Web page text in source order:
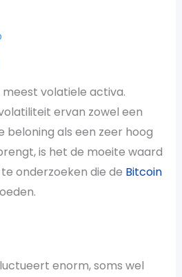
meest volatiele activa.
ervan zowel een
beloning als een zeer hoog
is het de moeite waard
onderzoeken die de Bitcoin
enorm, soms wel